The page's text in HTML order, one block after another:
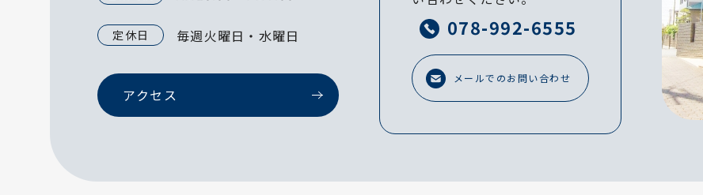
定休日 毎週火曜日・水曜日
アクセス
078-992-6555
メールでのお問い合わせ